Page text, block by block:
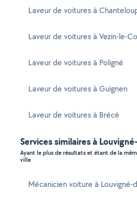
Laveur de voitures à
Laveur de voitures à Vezin-le-
Laveur de voitures à Poligné
Laveur de voitures à Guignen
Laveur de voitures à Brécé
Services similaires à
Ayant le plus de résultats et étant de la
ville
Mécanicien voiture à Louvigné-